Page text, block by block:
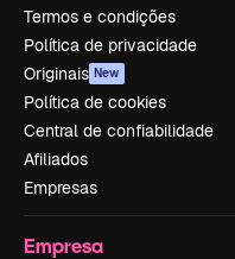
Termos e condições
Política de privacidade
Originais New
Política de cookies
Central de confiabilidade
Afiliados
Empresas
Empresa